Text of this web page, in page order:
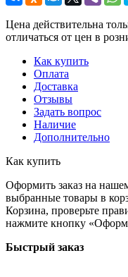
Цена действительна
отличаться от цен в
Как купить
Оплата
Доставка
Отзывы
Задать вопрос
Наличие
Дополнительно
Как купить
Оформить заказ на
выбранные товары в
Корзина, проверьте
нажмите кнопку
Быстрый заказ